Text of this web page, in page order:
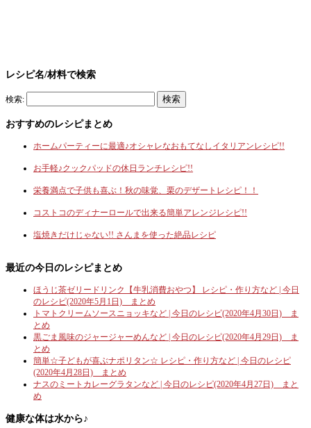
レシピ名/材料で検索
検索:
おすすめのレシピまとめ
ホームパーティーに最適♪オシャレなおもてなしイタリアンレシピ!!
お手軽♪クックパッドの休日ランチレシピ!!
栄養満点で子供も喜ぶ！秋の味覚、栗のデザートレシピ！！
コストコのディナーロールで出来る簡単アレンジレシピ!!
塩焼きだけじゃない!! さんまを使った絶品レシピ
最近の今日のレシピまとめ
ほうじ茶ゼリードリンク【牛乳消費おやつ】 レシピ・作り方など | 今日
のレシピ(2020年5月1日) まとめ
トマトクリームソースニョッキなど | 今日のレシピ(2020年4月30日) ま
とめ
黒ごま風味のジャージャーめんなど | 今日のレシピ(2020年4月29日) ま
とめ
簡単☆子どもが喜ぶナポリタン☆ レシピ・作り方など | 今日のレシピ
(2020年4月28日) まとめ
ナスのミートカレーグラタンなど | 今日のレシピ(2020年4月27日) まと
め
健康な体は水から♪